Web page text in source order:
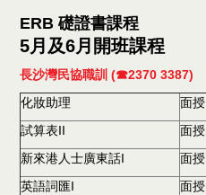
ERB 礎證書課程
5月及6月開班課程
長沙灣民協職訓 (☎2370 3387)
化妝助理
面授
試算表II
面授
新來港人士廣東話I
面授
英語詞匯I
面授